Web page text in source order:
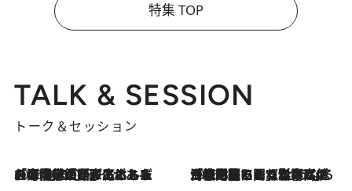
特集 TOP
TALK & SESSION
トーク＆セッション
2026.8.3
「今後値上げがあるとすれば…」「リスクがあるのは今年の冬」エネルギー専門家が語る、ホルムズ海峡封鎖が家庭にもたらす“ある心配” 2026.8.3
「住宅建てられない…」「サーチャージ料の高値が続いている」ホルムズ海峡封鎖による影響はいつまで続く？《エネルギー専門家に聞く“どうなる日本の暮らし”》